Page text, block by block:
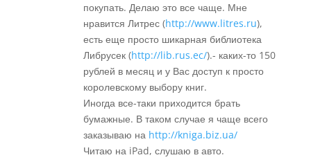
покупать. Делаю это все чаще. Мне
нравится Литрес (http://www.litres.ru),
есть еще просто шикарная библиотека
Либрусек (http://lib.rus.ec/).- каких-то 150
рублей в месяц и у Вас доступ к просто
королевскому выбору книг.
Иногда все-таки приходится брать
бумажные. В таком случае я чаще всего
заказываю на http://kniga.biz.ua/
Читаю на iPad, слушаю в авто.